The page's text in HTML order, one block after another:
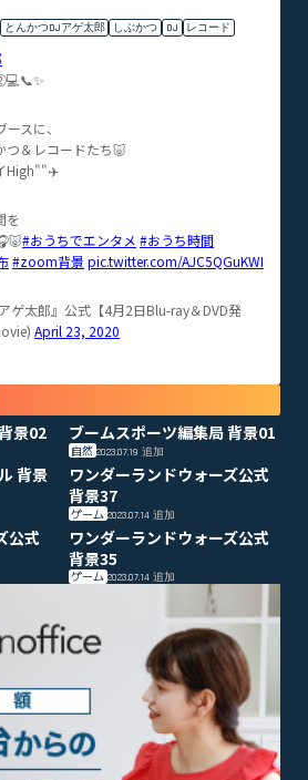
とんかつDJアゲ太郎 しぶかつ DJ レコード
スに、
つ＆レコードたち🐷
High""✈️
を
#おうちでエンタメ #おうち時間
#zoom背景 pic.twitter.com/AJC5QGuKWI
ゲ太郎』公式【4月2日Blu-ray＆DVD発
April 23, 2020
景02 ブームスポーツ編集局 背景01
自然 2023.07.19追加
背景
ワンダーランドウォーズ公式
背景37
ゲーム 2023.07.14追加
公式
ワンダーランドウォーズ公式
背景35
ゲーム 2023.07.14追加